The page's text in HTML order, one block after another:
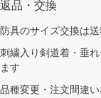
返品・交換
防具のサイズ交換は
刺繍入り剣道着・垂
ます
品種変更・注文間違